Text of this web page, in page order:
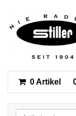
0 Artikel